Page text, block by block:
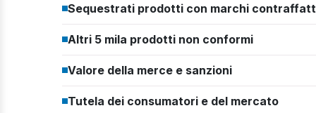
Sequestrati prodotti con marchi
Altri 5 mila prodotti non conformi
Valore della merce e sanzioni
Tutela dei consumatori e del mercato